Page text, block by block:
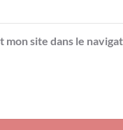
mon site dans le